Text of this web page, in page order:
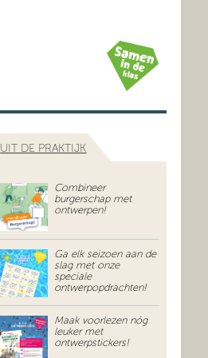
UIT DE PRAKTIJK
Combineer
burgerschap met
ontwerpen!
Ga elk seizoen aan de
slag met onze
speciale
ontwerpopdrachten!
Maak voorlezen nóg
leuker met
ontwerpstickers!